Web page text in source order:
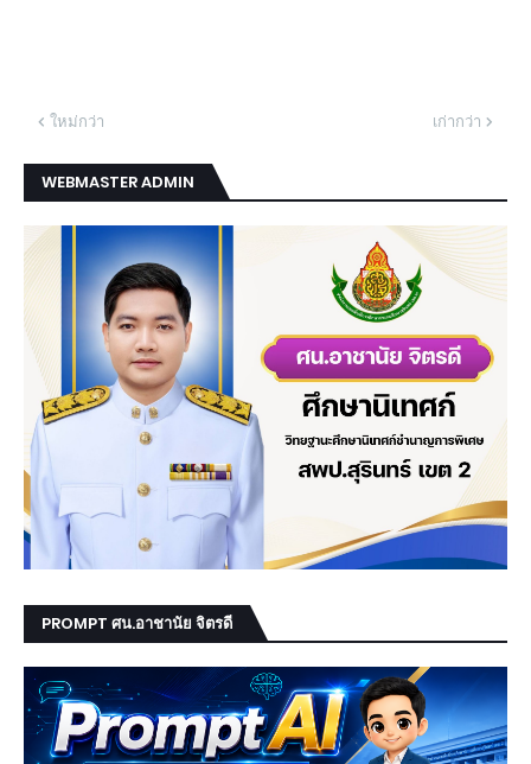
ใหม่กว่า เก่ากว่า
WEBMASTER ADMIN
PROMPT ศน.อาชานัย จิตรดี